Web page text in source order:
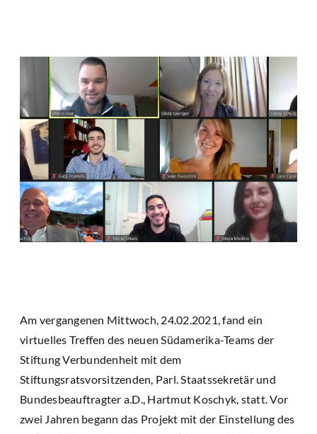
Am vergangenen Mittwoch, 24.02.2021, fand ein
virtuelles Treffen des neuen Südamerika-Teams der
Stiftung Verbundenheit mit dem
Stiftungsratsvorsitzenden, Parl. Staatssekretär und
Bundesbeauftragter a.D., Hartmut Koschyk, statt. Vor
zwei Jahren begann das Projekt mit der Einstellung des